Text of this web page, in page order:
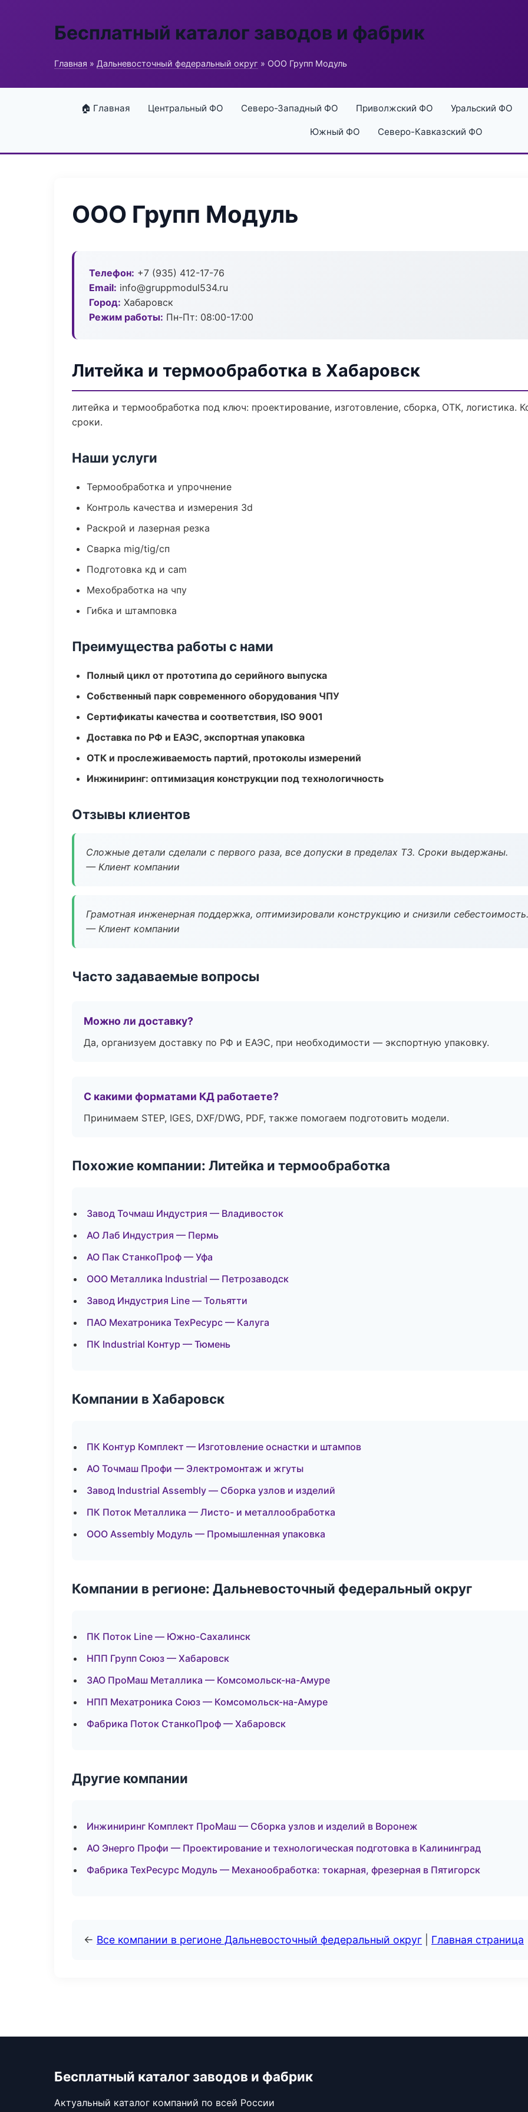
Бесплатный каталог заводов и фабрик
Главная » Дальневосточный федеральный округ » ООО Групп Модуль
🏠 Главная Центральный ФО Северо-Западный ФО Приволжский ФО Уральский ФО
Южный ФО Северо-Кавказский ФО
ООО Групп Модуль
Телефон: +7 (935) 412-17-76
Email: info@gruppmodul534.ru
Город: Хабаровск
Режим работы: Пн-Пт: 08:00-17:00
Литейка и термообработка в Хабаровск
литейка и термообработка под ключ: проектирование, изготовление, сборка, ОТК, логистика.
сроки.
Наши услуги
Термообработка и упрочнение
Контроль качества и измерения 3d
Раскрой и лазерная резка
Сварка mig/tig/сп
Подготовка кд и cam
Мехобработка на чпу
Гибка и штамповка
Преимущества работы с нами
Полный цикл от прототипа до серийного выпуска
Собственный парк современного оборудования ЧПУ
Сертификаты качества и соответствия, ISO 9001
Доставка по РФ и ЕАЭС, экспортная упаковка
ОТК и прослеживаемость партий, протоколы измерений
Инжиниринг: оптимизация конструкции под технологичность
Отзывы клиентов
Сложные детали сделали с первого раза, все допуски в пределах ТЗ. Сроки выдержаны.
— Клиент компании
Грамотная инженерная поддержка, оптимизировали конструкцию и снизили себестоимость.
— Клиент компании
Часто задаваемые вопросы
Можно ли доставку?
Да, организуем доставку по РФ и ЕАЭС, при необходимости — экспортную упаковку.
С какими форматами КД работаете?
Принимаем STEP, IGES, DXF/DWG, PDF, также помогаем подготовить модели.
Похожие компании: Литейка и термообработка
Завод Точмаш Индустрия — Владивосток
АО Лаб Индустрия — Пермь
АО Пак СтанкоПроф — Уфа
ООО Металлика Industrial — Петрозаводск
Завод Индустрия Line — Тольятти
ПАО Мехатроника ТехРесурс — Калуга
ПК Industrial Контур — Тюмень
Компании в Хабаровск
ПК Контур Комплект — Изготовление оснастки и штампов
АО Точмаш Профи — Электромонтаж и жгуты
Завод Industrial Assembly — Сборка узлов и изделий
ПК Поток Металлика — Листо- и металлообработка
ООО Assembly Модуль — Промышленная упаковка
Компании в регионе: Дальневосточный федеральный округ
ПК Поток Line — Южно-Сахалинск
НПП Групп Союз — Хабаровск
ЗАО ПроМаш Металлика — Комсомольск-на-Амуре
НПП Мехатроника Союз — Комсомольск-на-Амуре
Фабрика Поток СтанкоПроф — Хабаровск
Другие компании
Инжиниринг Комплект ПроМаш — Сборка узлов и изделий в Воронеж
АО Энерго Профи — Проектирование и технологическая подготовка в Калининград
Фабрика ТехРесурс Модуль — Механообработка: токарная, фрезерная в Пятигорск
← Все компании в регионе Дальневосточный федеральный округ Главная страница
Бесплатный каталог заводов и фабрик
Актуальный каталог компаний по всей России